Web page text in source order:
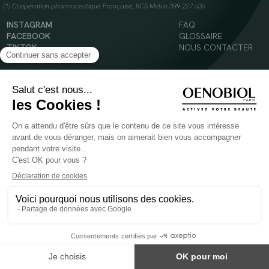
(1) Coopération pharmaceutique Française, RCS Melun 399 227 636
INSTAGRAM
FACEBOOK
TIKTOK
YOUTUBE
FAQ
GLOSSAIRE
NOUS CONTACTER
© 2024 Oenobiol Paris
Mentions légales
Politique en matière de cookies
POUR VOTRE SANTÉ, MANGEZ AU MOINS CINQ FRUITS ET LÉGUMES PAR JOUR -
Les complément alimentaires doivent être utilisés dans le cadre d'un mode de vie sain et
ne pas être utilisés comme substituts d'un régimes alimentaire varié et équilibré.